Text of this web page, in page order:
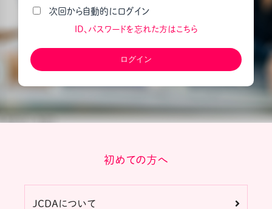
次回から自動的にログイン
ID、パスワードを忘れた方はこちら
初めての方へ
JCDAについて